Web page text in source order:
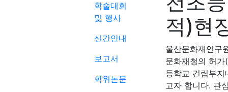
학술대회
및 행사
신간안내
보고서
학위논문
적)현
울산문화재연구
문화재청의 허
등학교 건립부
고자 합니다. 관